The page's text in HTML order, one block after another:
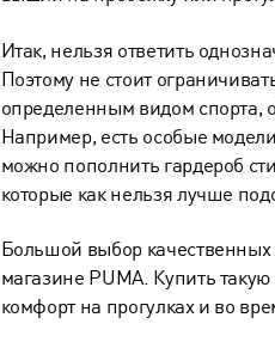
Итак, нельзя ответить
Поэтому не стоит
определенным видом спорта,
Например, есть особые
можно пополнить гардероб
которые как нельзя лучше
Большой выбор качественных
магазине PUMA. Купить
комфорт на прогулках и во